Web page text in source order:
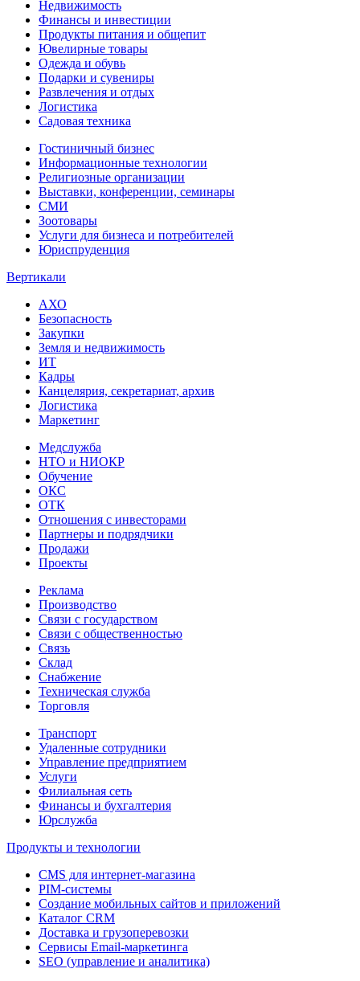
Недвижимость
Финансы и инвестиции
Продукты питания и общепит
Ювелирные товары
Одежда и обувь
Подарки и сувениры
Развлечения и отдых
Логистика
Садовая техника
Гостиничный бизнес
Информационные технологии
Религиозные организации
Выставки, конференции, семинары
СМИ
Зоотовары
Услуги для бизнеса и потребителей
Юриспруденция
Вертикали
АХО
Безопасность
Закупки
Земля и недвижимость
ИТ
Кадры
Канцелярия, секретариат, архив
Логистика
Маркетинг
Медслужба
НТО и НИОКР
Обучение
ОКС
ОТК
Отношения с инвесторами
Партнеры и подрядчики
Продажи
Проекты
Реклама
Производство
Связи с государством
Связи с общественностью
Связь
Склад
Снабжение
Техническая служба
Торговля
Транспорт
Удаленные сотрудники
Управление предприятием
Услуги
Филиальная сеть
Финансы и бухгалтерия
Юрслужба
Продукты и технологии
CMS для интернет-магазина
PIM-системы
Создание мобильных сайтов и приложений
Каталог CRM
Доставка и грузоперевозки
Сервисы Email-маркетинга
SEO (управление и аналитика)